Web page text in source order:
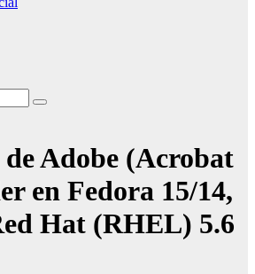
Adobe (Acrobat
en Fedora 15/14,
Hat (RHEL) 5.6